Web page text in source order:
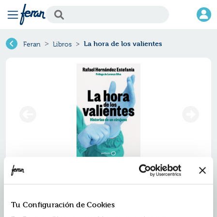
Tu Configuración de Cookies
Feran Libros La hora de los valientes
La hora de los valientes
9788408301424